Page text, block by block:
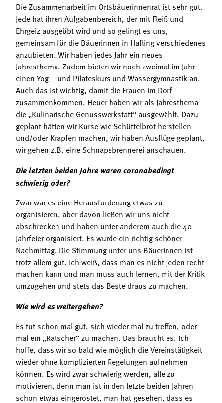
Die Zusammenarbeit im Ortsbäuerinnenrat ist sehr gut.
Jede hat ihren Aufgabenbereich, der mit Fleiß und
Ehrgeiz ausgeübt wird und so gelingt es uns,
gemeinsam für die Bäuerinnen in Hafling verschiedenes
anzubieten. Wir haben jedes Jahr ein neues
Jahresthema. Zudem bieten wir noch zweimal im Jahr
einen Yog – und Pilateskurs und Wassergymnastik an.
Auch das ist wichtig, damit die Frauen im Dorf
zusammenkommen. Heuer haben wir als Jahresthema
die „Kulinarische Genusswerkstatt“ ausgewählt. Dazu
geplant hätten wir Kurse wie Schüttelbrot herstellen
und/oder Krapfen machen, wir haben Ausflüge geplant,
wir gehen z.B. eine Schnapsbrennerei anschauen.
Die letzten beiden Jahre waren coronabedingt
schwierig oder?
Zwar war es eine Herausforderung etwas zu
organisieren, aber davon ließen wir uns nicht
abschrecken und haben unter anderem auch die 40
Jahrfeier organisiert. Es wurde ein richtig schöner
Nachmittag. Die Stimmung unter uns Bäuerinnen ist
trotz allem gut. Ich weiß, dass man es nicht jeden recht
machen kann und man muss auch lernen, mit der Kritik
umzugehen und stets das Beste draus zu machen.
Wie wird es weitergehen?
Es tut schon mal gut, sich wieder mal zu treffen, oder
mal ein „Ratscher“ zu machen. Das braucht es. Ich
hoffe, dass wir so bald wie möglich die Vereinstätigkeit
wieder ohne komplizierten Regelungen aufnehmen
können. Es wird zwar schwierig werden, alle zu
motivieren, denn man ist in den letzte beiden Jahren
schon etwas eingerostet, man hat gesehen, dass es